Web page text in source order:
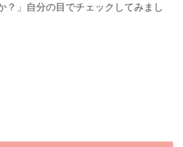
？」自分の目でチェックしてみまし